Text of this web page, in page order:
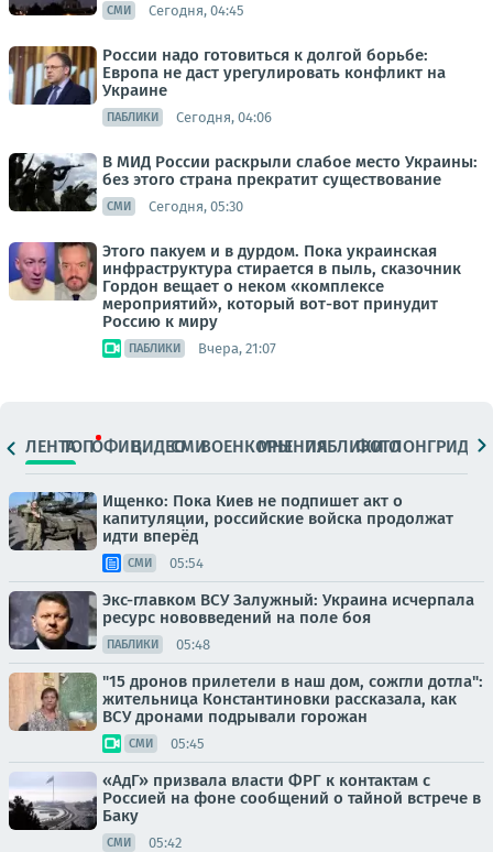
СМИ Сегодня, 04:45
России надо готовиться к долгой борьбе:
Европа не даст урегулировать конфликт на
Украине
ПАБЛИКИ Сегодня, 04:06
В МИД России раскрыли слабое место Украины:
без этого страна прекратит существование
СМИ Сегодня, 05:30
Этого пакуем и в дурдом. Пока украинская
инфраструктура стирается в пыль, сказочник
Гордон вещает о неком «комплексе
мероприятий», который вот-вот принудит
Россию к миру
ПАБЛИКИ Вчера, 21:07
ЛЕНТАТОПОФИЦ.ВИДЕОСМИВОЕНКОРЫМНЕНИЯПАБЛИКИ
ФОТОЛОНГРИДЫ
Ищенко: Пока Киев не подпишет акт о
капитуляции, российские войска продолжат
идти вперёд
СМИ 05:54
Экс-главком ВСУ Залужный: Украина исчерпала
ресурс нововведений на поле боя
ПАБЛИКИ 05:48
"15 дронов прилетели в наш дом, сожгли дотла":
жительница Константиновки рассказала, как
ВСУ дронами подрывали горожан
СМИ 05:45
«АдГ» призвала власти ФРГ к контактам с
Россией на фоне сообщений о тайной встрече в
Баку
СМИ 05:42